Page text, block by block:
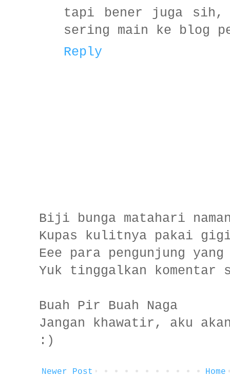
tapi bener juga sih,
sering main ke blog
Reply
Biji bunga matahari
Kupas kulitnya pakai
Eee para pengunjung
Yuk tinggalkan komentar
Buah Pir Buah Naga
Jangan khawatir, aku
:)
Newer Post Home